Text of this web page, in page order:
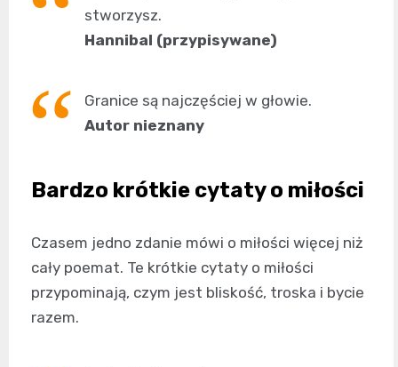
stworzysz.
Hannibal (przypisywane)
Granice są najczęściej w głowie.
Autor nieznany
Bardzo krótkie cytaty o miłości
Czasem jedno zdanie mówi o miłości więcej niż
cały poemat. Te krótkie cytaty o miłości
przypominają, czym jest bliskość, troska i bycie
razem.